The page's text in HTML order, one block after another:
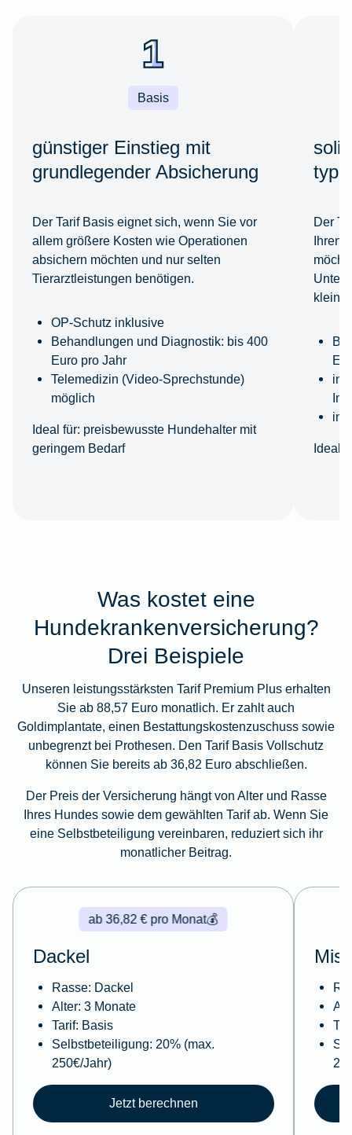
Basis
günstiger Einstieg mit
grundlegender Absicherung
Der Tarif Basis eignet sich, wenn Sie vor
allem größere Kosten wie Operationen
absichern möchten und nur selten
Tierarztleistungen benötigen.
OP-Schutz inklusive
Behandlungen und Diagnostik: bis 400
Euro pro Jahr
Telemedizin (Video-Sprechstunde)
möglich
Ideal für: preisbewusste Hundehalter mit
geringem Bedarf
Der
Ihren
Ideal
Was kostet eine
Hundekrankenversicherung?
Drei Beispiele
Unseren leistungsstärksten Tarif Premium Plus erhalten
Sie ab 88,57 Euro monatlich. Er zahlt auch
Goldimplantate, einen Bestattungskostenzuschuss sowie
unbegrenzt bei Prothesen. Den Tarif Basis Vollschutz
können Sie bereits ab 36,82 Euro abschließen.
Der Preis der Versicherung hängt von Alter und Rasse
Ihres Hundes sowie dem gewählten Tarif ab. Wenn Sie
eine Selbstbeteiligung vereinbaren, reduziert sich ihr
monatlicher Beitrag.
💰
ab 36,82 € pro Monat
Dackel
Rasse: Dackel
Alter: 3 Monate
Tarif: Basis
Selbstbeteiligung: 20% (max.
250€/Jahr)
Jetzt berechnen